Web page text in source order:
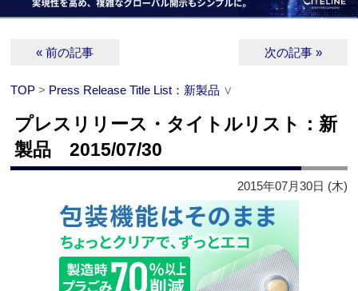
« 前の記事 次の記事 »
TOP > Press Release Title List：新製品 ∨
プレスリリース・タイトルリスト：新
製品 2015/07/30
2015年07月30日 (木)